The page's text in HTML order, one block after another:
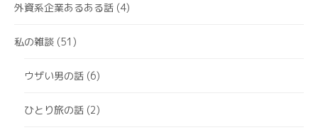
外資系企業あるある話 (4)
私の雑談 (51)
ウザい男の話 (6)
ひとり旅の話 (2)